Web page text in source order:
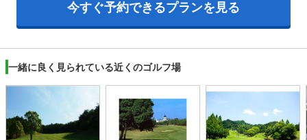
今すぐ予約できるプランを見る
一緒に良く見られている近くのゴルフ場